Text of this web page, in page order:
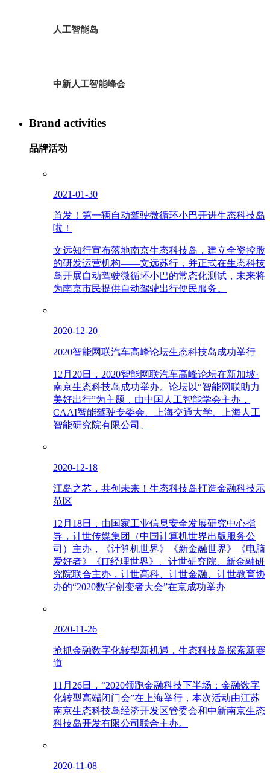
人工智能岛
中新人工智能峰会
Brand activities
品牌活动
2021-01-30
首发！第一辆自动驾驶微循环小巴开进生态科技岛
啦！
文远知行宣布落地南京生态科技岛，建立全资控股
的研发运营机构——文远苏行，并正式在生态科技
岛开展自动驾驶微循环小巴的常态化测试，未来将
为南京市民提供自动驾驶出行便民服务。
2020-12-20
2020智能网联汽车高峰论坛生态科技岛成功举行
12月20日，2020智能网联汽车高峰论坛在新加坡·
南京生态科技岛成功举办。论坛以“智能网联助力
美好出行”为主题，由中国人工智能学会主办，
CAAI智能驾驶专委会、上海交通大学、上海人工
智能研究院有限公司、
2020-12-18
江岛之芯，共创未来！生态科技岛打造金融科技示
范区
12月18日，由国家工业信息安全发展研究中心指
导，计世传媒集团（中国计算机世界出版服务公
司）主办，《计算机世界》《新金融世界》《电脑
爱好者》《IT经理世界》、计世研究院、新金融研
究院联合主办，计世高科、计世金融、计世教育协
办的“2020数字创变者大会”在京成功举办
2020-11-26
抢抓金融数字化转型新机遇，生态科技岛探索新赛
道
11月26日，“2020领跑金融科技下半场：金融数字
化转型高端闭门会”在上海举行，本次活动由江苏
南京生态科技岛经济开发区管委会和中新南京生态
科技岛开发有限公司联合主办。
2020-11-08